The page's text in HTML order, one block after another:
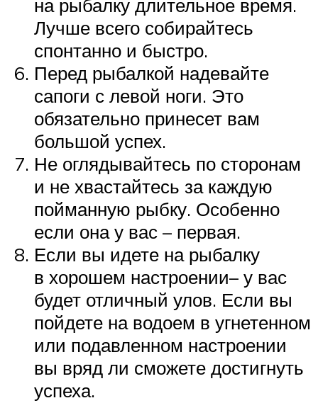
на рыбалку длительное время.
Лучше всего собирайтесь
спонтанно и быстро.
Перед рыбалкой надевайте
сапоги с левой ноги. Это
обязательно принесет вам
большой успех.
Не оглядывайтесь по сторонам
и не хвастайтесь за каждую
пойманную рыбку. Особенно
если она у вас – первая.
Если вы идете на рыбалку
в хорошем настроении– у вас
будет отличный улов. Если вы
пойдете на водоем в угнетенном
или подавленном настроении
вы вряд ли сможете достигнуть
успеха.